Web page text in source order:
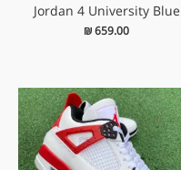
Jordan 4 University Blue
₪659.00